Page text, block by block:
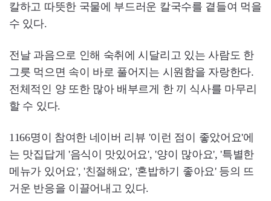
칼하고 따뜻한 국물에 부드러운 칼국수를 곁들여 먹을
수 있다.
전날 과음으로 인해 숙취에 시달리고 있는 사람도 한
그릇 먹으면 속이 바로 풀어지는 시원함을 자랑한다.
전체적인 양 또한 많아 배부르게 한 끼 식사를 마무리
할 수 있다.
1166명이 참여한 네이버 리뷰 '이런 점이 좋았어요'에
는 맛집답게 '음식이 맛있어요', '양이 많아요', '특별한
메뉴가 있어요', '친절해요', '혼밥하기 좋아요' 등의 뜨
거운 반응을 이끌어내고 있다.